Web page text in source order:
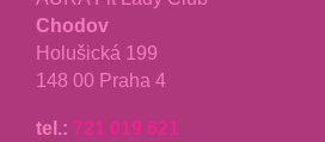
Chodov
Holušická 199
148 00 Praha 4
tel.: 721 019 621